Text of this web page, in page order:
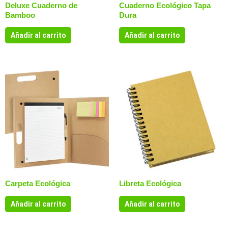
Deluxe Cuaderno de
Bamboo
Añadir al carrito
Cuaderno Ecológico Tapa
Dura
Añadir al carrito
Carpeta Ecológica
Añadir al carrito
Libreta Ecológica
Añadir al carrito